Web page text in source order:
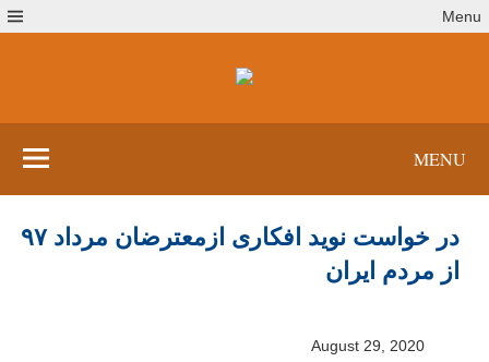
to
Menu
MENU
در خواست نوید افکاری ازمعترضان مرداد ۹۷
از مردم ایران
August 29, 2020